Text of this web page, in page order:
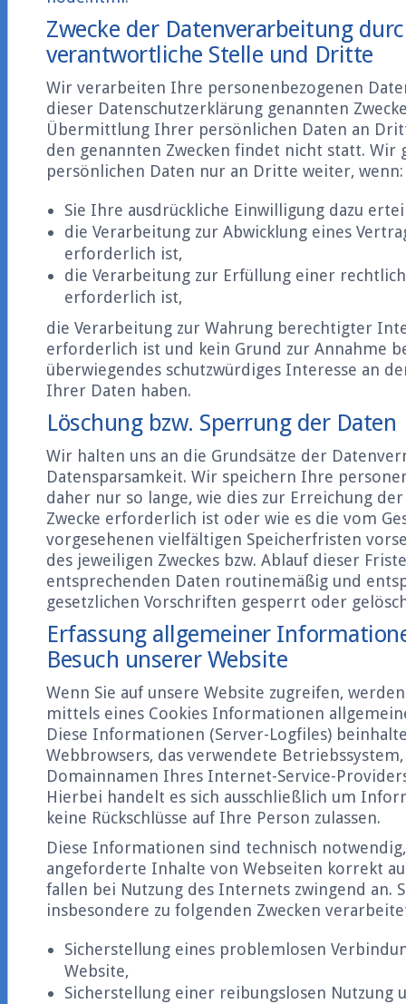
Zwecke der Datenverarbeitung
verantwortliche Stelle und Dritte
Wir verarbeiten Ihre personenbezogenen
dieser Datenschutzerklärung genannten
Übermittlung Ihrer persönlichen Daten an
den genannten Zwecken findet nicht statt. Wir
persönlichen Daten nur an Dritte weiter, wenn:
Sie Ihre ausdrückliche Einwilligung dazu
die Verarbeitung zur Abwicklung eines
erforderlich ist,
die Verarbeitung zur Erfüllung einer
erforderlich ist,
die Verarbeitung zur Wahrung berechtigter
erforderlich ist und kein Grund zur Annahme
überwiegendes schutzwürdiges Interesse an
Ihrer Daten haben.
Löschung bzw. Sperrung der Daten
Wir halten uns an die Grundsätze der
Datensparsamkeit. Wir speichern Ihre
daher nur so lange, wie dies zur Erreichung
Zwecke erforderlich ist oder wie es die vom
vorgesehenen vielfältigen Speicherfristen
des jeweiligen Zweckes bzw. Ablauf dieser
entsprechenden Daten routinemäßig und
gesetzlichen Vorschriften gesperrt oder
Erfassung allgemeiner
Besuch unserer Website
Wenn Sie auf unsere Website zugreifen,
mittels eines Cookies Informationen
Diese Informationen (Server-Logfiles)
Webbrowsers, das verwendete
Domainnamen Ihres Internet-Service-
Hierbei handelt es sich ausschließlich um
keine Rückschlüsse auf Ihre Person zulassen.
Diese Informationen sind technisch
angeforderte Inhalte von Webseiten korrekt
fallen bei Nutzung des Internets zwingend an.
insbesondere zu folgenden Zwecken
Sicherstellung eines problemlosen
Website,
Sicherstellung einer reibungslosen Nutzung